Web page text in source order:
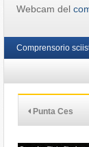
Webcam del
Comprensorio
Punta Ces